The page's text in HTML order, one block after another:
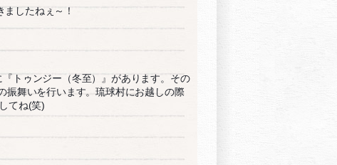
したねぇ～！
トゥンジー（冬至）』があります。その
振舞いを行います。琉球村にお越しの際
てね(笑)